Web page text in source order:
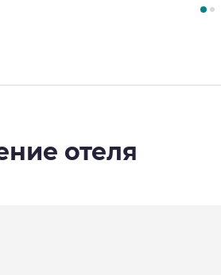
отеля